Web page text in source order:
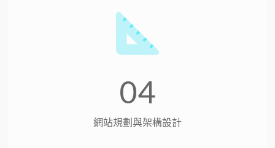
04
網站規劃與架構設計